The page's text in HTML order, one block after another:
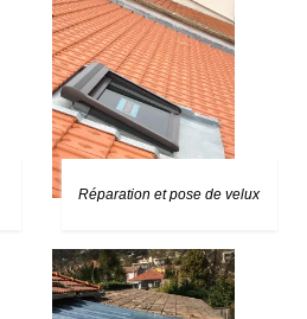
Réparation et pose de velux